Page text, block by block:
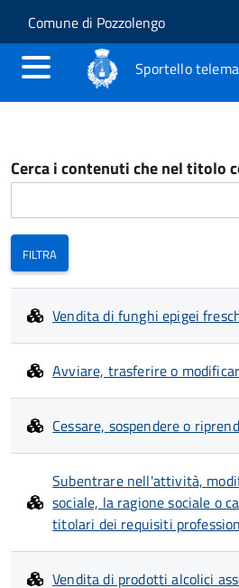
Salta al contenuto principale
Skip to site navigation
Comune di Pozzolengo
Sportello
Cerca i contenuti che nel titolo
Vendita di funghi epigei
Avviare, trasferire o
Cessare, sospendere o
Subentrare nell'attività,
sociale, la ragione sociale o
titolari dei requisiti
Vendita di prodotti alcolici